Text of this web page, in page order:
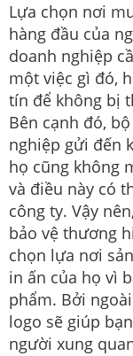
Lựa chọn nơi
hàng đầu của
doanh nghiệp
một việc gì đó,
tín để không bị
Bên cạnh đó,
nghiệp gửi đến
họ cũng không
và điều này có
công ty. Vậy
bảo vệ thương
chọn lựa nơi
in ấn của họ vì
phẩm. Bởi
logo sẽ giúp
người xung